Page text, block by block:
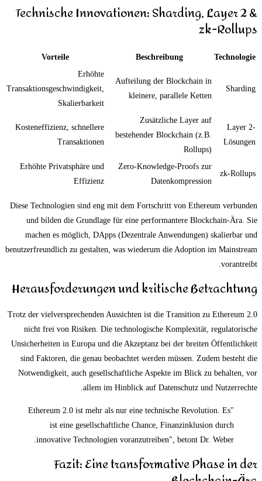
Technische Innovationen: Sharding, Layer 2 &
zk-Rollups
Technologie
Beschreibung
Vorteile
Sharding
Aufteilung der Blockchain in
kleinere, parallele Ketten
Erhöhte
Transaktionsgeschwindigkeit,
Skalierbarkeit
Layer 2-
Lösungen
Zusätzliche Layer auf
bestehender Blockchain (z.B.
Rollups)
Kosteneffizienz, schnellere
Transaktionen
zk-Rollups
Zero-Knowledge-Proofs zur
Datenkompression
Erhöhte Privatsphäre und
Effizienz
Diese Technologien sind eng mit dem Fortschritt von Ethereum verbunden
und bilden die Grundlage für eine performantere Blockchain-Ära. Sie
machen es möglich, DApps (Dezentrale Anwendungen) skalierbar und
benutzerfreundlich zu gestalten, was wiederum die Adoption im Mainstream
vorantreibt.
Herausforderungen und kritische Betrachtung
Trotz der vielversprechenden Aussichten ist die Transition zu Ethereum 2.0
nicht frei von Risiken. Die technologische Komplexität, regulatorische
Unsicherheiten in Europa und die Akzeptanz bei der breiten Öffentlichkeit
sind Faktoren, die genau beobachtet werden müssen. Zudem besteht die
Notwendigkeit, auch gesellschaftliche Aspekte im Blick zu behalten, vor
allem im Hinblick auf Datenschutz und Nutzerrechte.
"Ethereum 2.0 ist mehr als nur eine technische Revolution. Es
ist eine gesellschaftliche Chance, Finanzinklusion durch
innovative Technologien voranzutreiben", betont Dr. Weber.
Fazit: Eine transformative Phase in der